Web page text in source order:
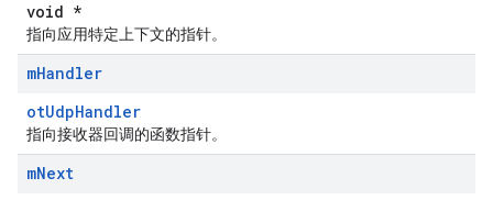
void *
指向应用特定上下文的指针。
mHandler
otUdpHandler
指向接收器回调的函数指针。
mNext